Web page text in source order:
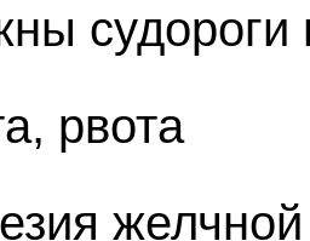
рвота